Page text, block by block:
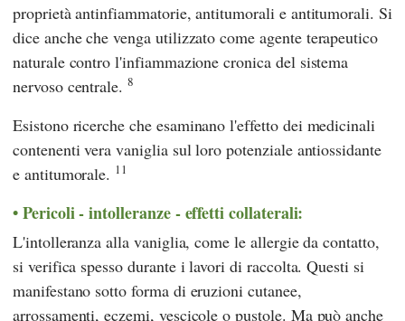
proprietà antinfiammatorie, antitumorali e antitumorali. Si
dice anche che venga utilizzato come agente terapeutico
naturale contro l'infiammazione cronica del sistema
nervoso centrale.8
Esistono ricerche che esaminano l'effetto dei medicinali
contenenti vera vaniglia sul loro potenziale antiossidante
e antitumorale. 11
Pericoli - intolleranze - effetti collaterali:
L'intolleranza alla vaniglia, come le allergie da contatto,
si verifica spesso durante i lavori di raccolta. Questi si
manifestano sotto forma di eruzioni cutanee,
arrossamenti, eczemi, vescicole o pustole. Ma può anche